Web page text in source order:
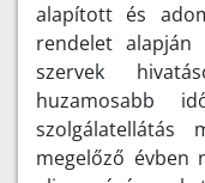
alapított és
rendelet alapján
szervek
huzamosabb
szolgálatellátás
megelőző évben